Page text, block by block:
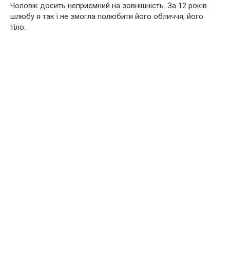
Чоловік досить неприємний на зовнішність. За 12 років
шлюбу я так і не змогла полюбити його обличчя, його
тіло.